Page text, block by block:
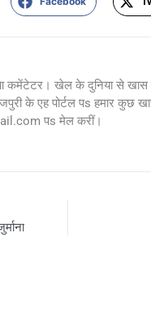
कमेंटेटर। खेल के दुनिया से खास
के एह पोर्टल पs हमार
पs मेल करीं।